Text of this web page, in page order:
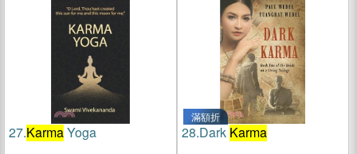
27.KarmaYoga
滿額折
28.Dark Karma